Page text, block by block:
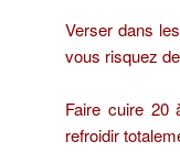
Verser dans
vous risquez
Faire cuire 20
refroidir